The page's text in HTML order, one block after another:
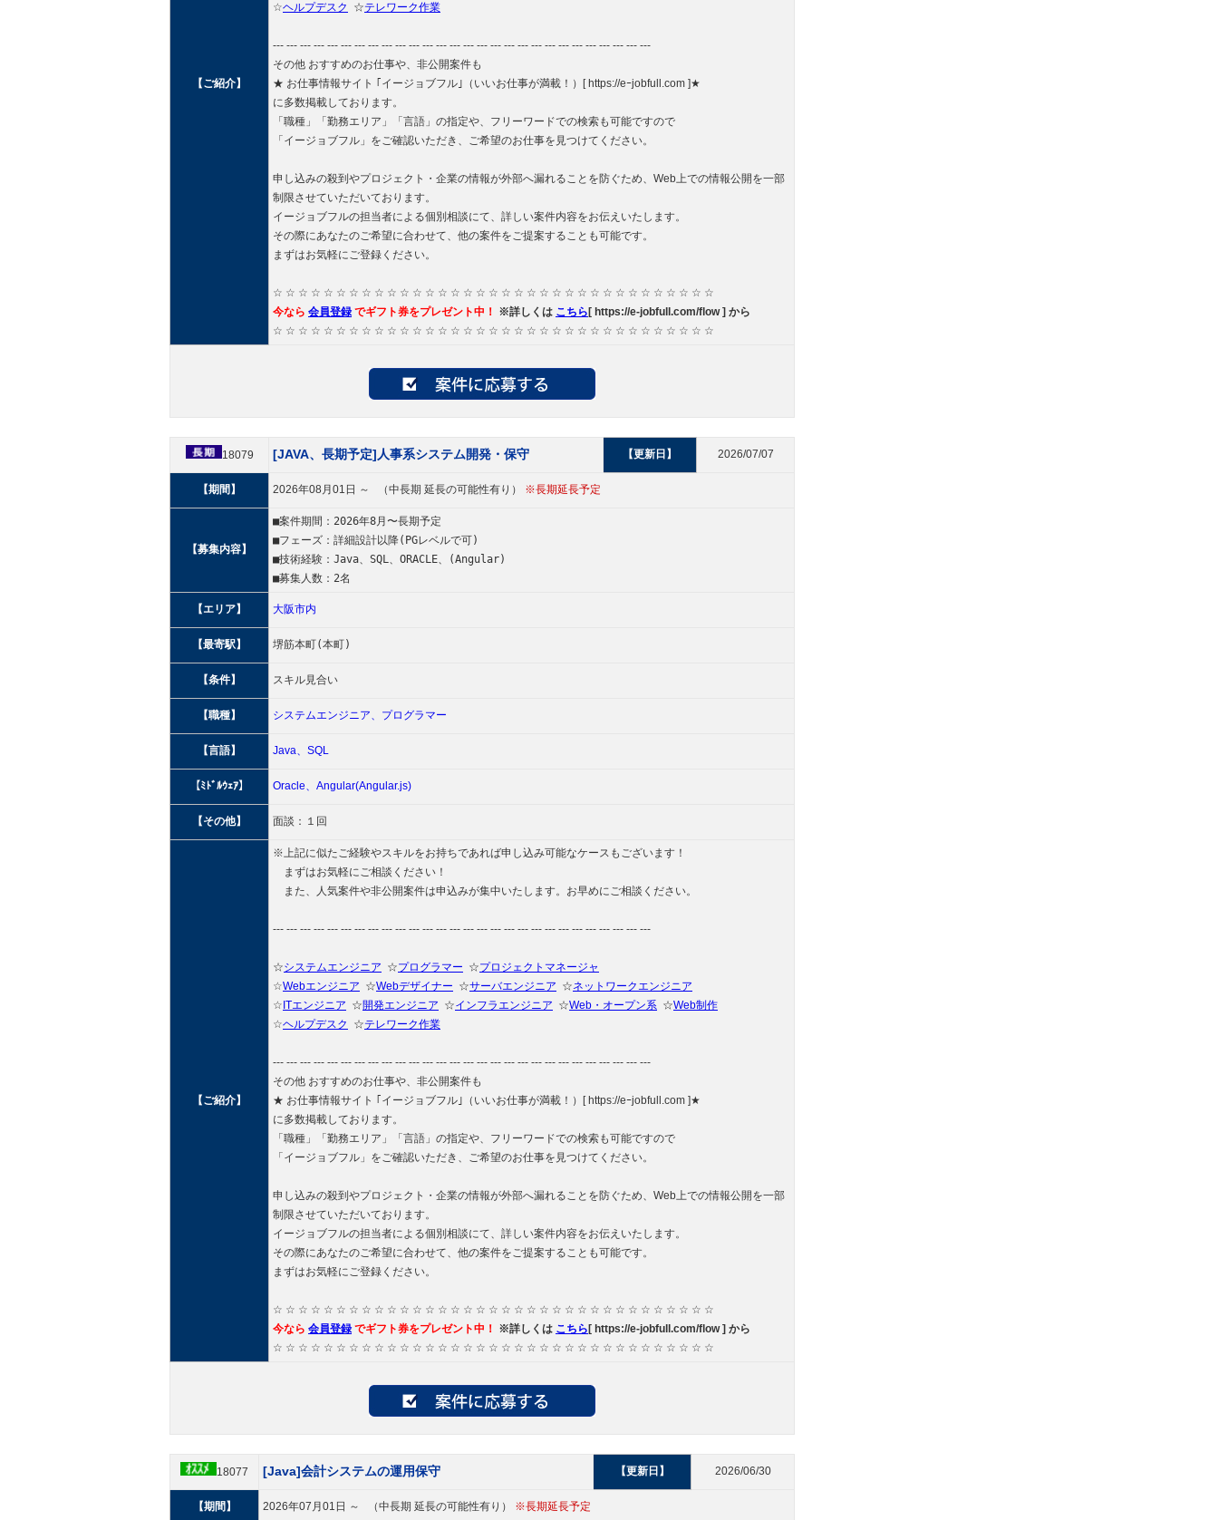
【ご紹介】
☆ヘルプデスク ☆テレワーク作業
--- --- --- --- --- --- --- --- --- --- --- --- --- --- --- --- --- --- --- --- --- --- --- --- --- --- --- ---
その他 おすすめのお仕事や、非公開案件も
★ お仕事情報サイト ｢イージョブフル｣（いいお仕事が満載！）[ https://eｰjobfull.com ]★
に多数掲載しております。
「職種」「勤務エリア」「言語」の指定や、フリーワードでの検索も可能ですので
「イージョブフル」をご確認いただき、ご希望のお仕事を見つけてください。
申し込みの殺到やプロジェクト・企業の情報が外部へ漏れることを防ぐため、Web上での情報公開を一部
制限させていただいております。
イージョブフルの担当者による個別相談にて、詳しい案件内容をお伝えいたします。
その際にあなたのご希望に合わせて、他の案件をご提案することも可能です。
まずはお気軽にご登録ください。
☆ ☆ ☆ ☆ ☆ ☆ ☆ ☆ ☆ ☆ ☆ ☆ ☆ ☆ ☆ ☆ ☆ ☆ ☆ ☆ ☆ ☆ ☆ ☆ ☆ ☆ ☆ ☆ ☆ ☆ ☆ ☆ ☆ ☆ ☆
今なら 会員登録でギフト券をプレゼント中！ ※詳しくは こちら [ https://e-jobfull.com/flow ] から
☆ ☆ ☆ ☆ ☆ ☆ ☆ ☆ ☆ ☆ ☆ ☆ ☆ ☆ ☆ ☆ ☆ ☆ ☆ ☆ ☆ ☆ ☆ ☆ ☆ ☆ ☆ ☆ ☆ ☆ ☆ ☆ ☆ ☆ ☆
18079 [JAVA、長期予定]人事系システム開発・保守 【更新日】 2026/07/07
【期間】 2026年08月01日 ～ （中長期 延長の可能性有り） ※長期延長予定
【募集内容】
■案件期間：2026年8月〜長期予定
■フェーズ：詳細設計以降(PGレベルで可)
■技術経験：Java、SQL、ORACLE、(Angular)
■募集人数：2名
【エリア】 大阪市内
【最寄駅】 堺筋本町(本町)
【条件】 スキル見合い
【職種】 システムエンジニア、 プログラマー
【言語】 Java、 SQL
【ﾐﾄﾞﾙｳｪｱ】 Oracle、 Angular(Angular.js)
【その他】 面談：１回
【ご紹介】
※上記に似たご経験やスキルをお持ちであれば申し込み可能なケースもございます！
まずはお気軽にご相談ください！
また、人気案件や非公開案件は申込みが集中いたします。お早めにご相談ください。
--- --- --- --- --- --- --- --- --- --- --- --- --- --- --- --- --- --- --- --- --- --- --- --- --- --- --- ---
☆システムエンジニア ☆プログラマー ☆プロジェクトマネージャ
☆Webエンジニア ☆Webデザイナー ☆サーバエンジニア ☆ネットワークエンジニア
☆ ITエンジニア ☆開発エンジニア ☆インフラエンジニア ☆Web・オープン系 ☆Web制作
☆ヘルプデスク ☆テレワーク作業
--- --- --- --- --- --- --- --- --- --- --- --- --- --- --- --- --- --- --- --- --- --- --- --- --- --- --- ---
その他 おすすめのお仕事や、非公開案件も
★ お仕事情報サイト ｢イージョブフル｣（いいお仕事が満載！）[ https://eｰjobfull.com ]★
に多数掲載しております。
「職種」「勤務エリア」「言語」の指定や、フリーワードでの検索も可能ですので
「イージョブフル」をご確認いただき、ご希望のお仕事を見つけてください。
申し込みの殺到やプロジェクト・企業の情報が外部へ漏れることを防ぐため、Web上での情報公開を一部
制限させていただいております。
イージョブフルの担当者による個別相談にて、詳しい案件内容をお伝えいたします。
その際にあなたのご希望に合わせて、他の案件をご提案することも可能です。
まずはお気軽にご登録ください。
☆ ☆ ☆ ☆ ☆ ☆ ☆ ☆ ☆ ☆ ☆ ☆ ☆ ☆ ☆ ☆ ☆ ☆ ☆ ☆ ☆ ☆ ☆ ☆ ☆ ☆ ☆ ☆ ☆ ☆ ☆ ☆ ☆ ☆ ☆
今なら 会員登録でギフト券をプレゼント中！ ※詳しくは こちら [ https://e-jobfull.com/flow ] から
☆ ☆ ☆ ☆ ☆ ☆ ☆ ☆ ☆ ☆ ☆ ☆ ☆ ☆ ☆ ☆ ☆ ☆ ☆ ☆ ☆ ☆ ☆ ☆ ☆ ☆ ☆ ☆ ☆ ☆ ☆ ☆ ☆ ☆ ☆
18077 [Java]会計システムの運用保守 【更新日】 2026/06/30
【期間】 2026年07月01日 ～ （中長期 延長の可能性有り） ※長期延長予定